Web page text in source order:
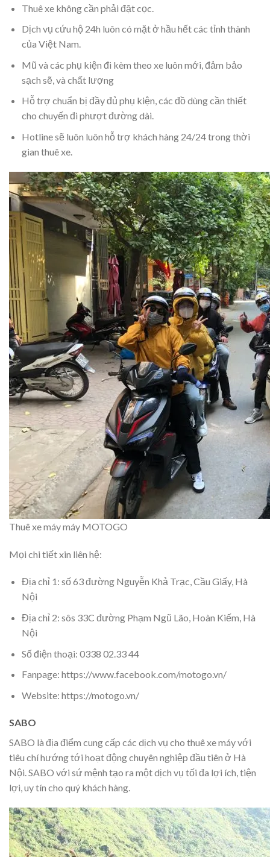
Thuê xe không cần phải đặt cọc.
Dịch vụ cứu hộ 24h luôn có mặt ở hầu hết các tỉnh thành
của Việt Nam.
Mũ và các phụ kiện đi kèm theo xe luôn mới, đảm bảo
sạch sẽ, và chất lượng
Hỗ trợ chuẩn bị đầy đủ phụ kiện, các đồ dùng cần thiết
cho chuyến đi phượt đường dài.
Hotline sẽ luôn luôn hỗ trợ khách hàng 24/24 trong thời
gian thuê xe.
Thuê xe máy máy MOTOGO
Mọi chi tiết xin liên hệ:
Địa chỉ 1: số 63 đường Nguyễn Khả Trạc, Cầu Giấy, Hà
Nội
Địa chỉ 2: sôs 33C đường Phạm Ngũ Lão, Hoàn Kiếm, Hà
Nội
Số điện thoại: 0338 02.33 44
Fanpage: https://www.facebook.com/motogo.vn/
Website: https://motogo.vn/
SABO
SABO là địa điểm cung cấp các dịch vụ cho thuê xe máy với
tiêu chí hướng tới hoạt động chuyên nghiệp đầu tiên ở Hà
Nội. SABO với sứ mệnh tạo ra một dịch vụ tối đa lợi ích, tiện
lợi, uy tín cho quý khách hàng.